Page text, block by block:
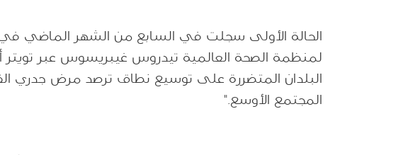
الحالة الأولى سجلت في السابع من الشهر الماضي في
لمنظمة الصحة العالمية تيدروس غيبريسوس عبر تويتر
البلدان المتضررة على توسيع نطاق ترصد مرض جدري
المجتمع الأوسع."